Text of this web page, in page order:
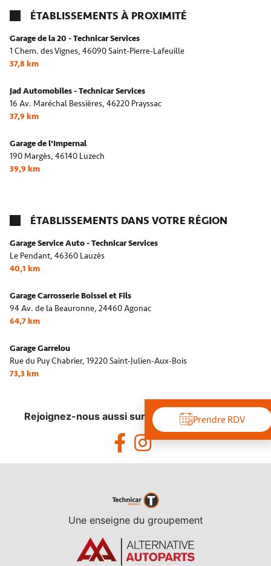
ÉTABLISSEMENTS À PROXIMITÉ
Garage de la 20 - Technicar Services
1 Chem. des Vignes, 46090 Saint-Pierre-Lafeuille
37,8 km
Jad Automobiles - Technicar Services
16 Av. Maréchal Bessières, 46220 Prayssac
37,9 km
Garage de l'Impernal
190 Margès, 46140 Luzech
39,9 km
ÉTABLISSEMENTS DANS VOTRE RÉGION
Garage Service Auto - Technicar Services
Le Pendant, 46360 Lauzès
40,1 km
Garage Carrosserie Boissel et Fils
94 Av. de la Beauronne, 24460 Agonac
64,7 km
Garage Garrelou
Rue du Puy Chabrier, 19220 Saint-Julien-Aux-Bois
73,3 km
Prendre RDV
Rejoignez-nous aussi sur les réseaux sociaux !
Une enseigne du groupement